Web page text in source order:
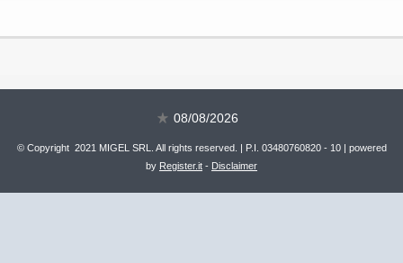
08/08/2026
© Copyright 2021 MIGEL SRL. All rights reserved. | P.I. 03480760820 - 10 | powered
by Register.it - Disclaimer